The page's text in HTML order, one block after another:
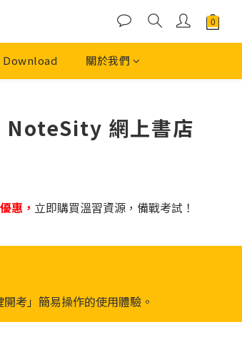
Download 關於我們
NoteSity 網上書店
惠， 立即購買溫習資源，備戰考試！
考」簡易操作的使用體驗。